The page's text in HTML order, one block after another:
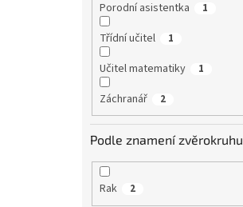
Porodní asistentka 1
Třídní učitel 1
Učitel matematiky 1
Záchranář 2
Podle znamení zvěrokruhu
Rak 2